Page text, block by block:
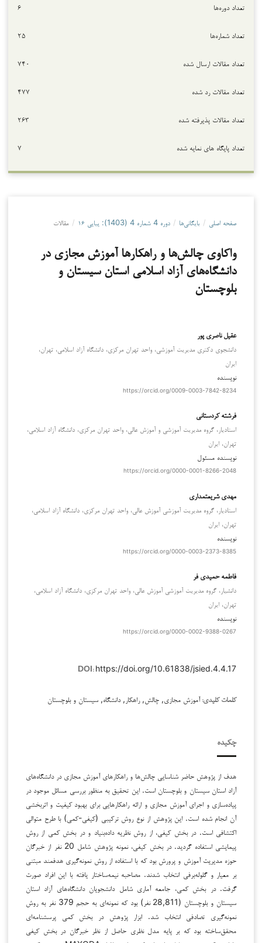
تعداد دوره‌ها ۶
تعداد شماره‌ها ۲۵
تعداد مقالات ارسال شده ۷۴۰
تعداد مقالات رد شده ۴۷۷
تعداد مقالات پذیرفته شده ۲۶۳
تعداد پایگاه های نمایه شده ۷
صفحه اصلی / بایگانی‌ها / دوره 4 شماره 4 (1403): پیاپی ۱۶ / مقالات
واکاوی چالش‌ها و راهکارها آموزش مجازی در
دانشگاه‌های آزاد اسلامی استان سیستان و
بلوچستان
عقیل ناصری پور
دانشجوی دکتری مدیریت آموزشی، واحد تهران مرکزی، دانشگاه آزاد اسلامی، تهران،
ایران
نویسنده
https://orcid.org/0009-0003-7842-8234
فرشته کردستانی
استادیار، گروه مدیریت آموزشی و آموزش عالی، واحد تهران مرکزی، دانشگاه آزاد اسلامی،
تهران، ایران
نویسنده مسئول
https://orcid.org/0000-0001-8266-2048
مهدی شریعتمداری
استادیار، گروه مدیریت آموزشی آموزش عالی، واحد تهران مرکزی، دانشگاه آزاد اسلامی،
تهران، ایران
نویسنده
https://orcid.org/0000-0003-2373-8385
فاطمه حمیدی فر
دانشیار، گروه مدیریت آموزشی آموزش عالی، واحد تهران مرکزی، دانشگاه آزاد اسلامی،
تهران، ایران
نویسنده
https://orcid.org/0000-0002-9388-0267
DOI: https://doi.org/10.61838/jsied.4.4.17
کلمات کلیدی: آموزش مجازی, چالش, راهکار, دانشگاه, سیستان و بلوچستان
چکیده
هدف از پژوهش حاضر شناسایی چالش‌ها و راهکارهای آموزش مجازی در دانشگاه‌های
آزاد استان سیستان و بلوچستان است. این تحقیق به منظور بررسی مسائل موجود در
پیاده‌سازی و اجرای آموزش مجازی و ارائه راهکارهایی برای بهبود کیفیت و اثربخشی
آن انجام شده است. این پژوهش از نوع روش ترکیبی (کیفی-کمی) با طرح متوالی
اکتشافی است. در بخش کیفی، از روش نظریه داده‌بنیاد و در بخش کمی از روش
پیمایشی استفاده گردید. در بخش کیفی، نمونه پژوهش شامل 20 نفر از خبرگان
حوزه مدیریت آموزش و پرورش بود که با استفاده از روش نمونه‌گیری هدفمند مبتنی
بر معیار و گلوله‌برفی انتخاب شدند. مصاحبه نیمه‌ساختار یافته با این افراد صورت
گرفت. در بخش کمی، جامعه آماری شامل دانشجویان دانشگاه‌های آزاد استان
سیستان و بلوچستان (28,811 نفر) بود که نمونه‌ای به حجم 379 نفر به روش
نمونه‌گیری تصادفی انتخاب شد. ابزار پژوهش در بخش کمی پرسشنامه‌ای
محقق‌ساخته بود که بر پایه مدل نظری حاصل از نظر خبرگان در بخش کیفی